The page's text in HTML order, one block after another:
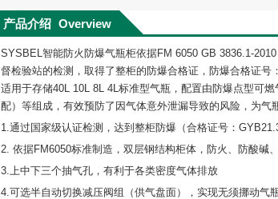
产品介绍 Overview
SYSBEL智能防火防爆气瓶柜依据FM 6050 GB 3836.1-
督检验站的检测，取得了整柜的防爆合格证，防爆合格证
适用于存储40L 10L 8L 4L标准型气瓶，配置由防爆点型可
配）等组成，有效预防了因气体意外泄漏导致的风险，为气
1.通过国家级认证检测，达到整柜防爆（合格证号：
2. 依据FM6050标准制造，双层钢结构柜体，防火、防酸碱
3.上中下三个抽气孔，有利于各类密度气体排放
4.可选半自动切换减压阀组（供气盘面），实现无须挪动气